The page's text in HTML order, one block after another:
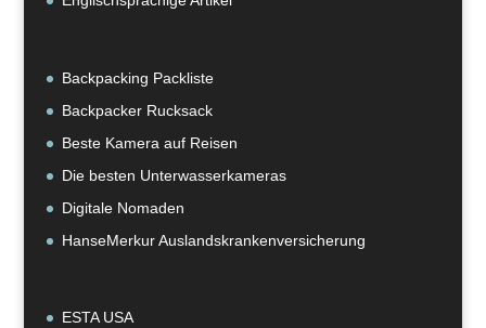
Backpacking Packliste
Backpacker Rucksack
Beste Kamera auf Reisen
Die besten Unterwasserkameras
Digitale Nomaden
HanseMerkur Auslandskrankenversicherung
ESTA USA